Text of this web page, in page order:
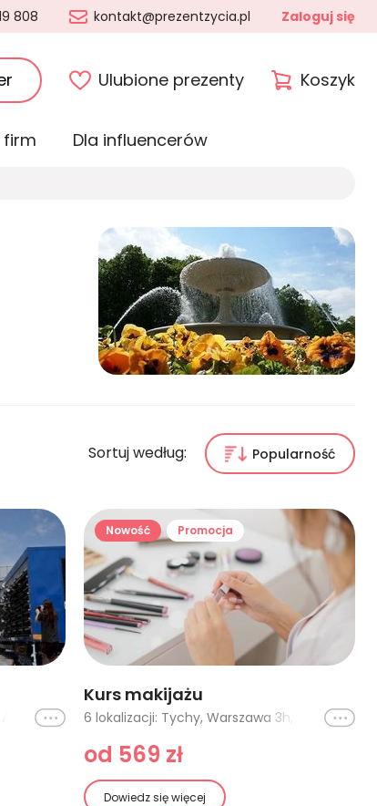
808 kontakt@prezentzycia.pl Zaloguj się
Ulubione prezenty Koszyk
firm Dla influencerów
Sortuj według: Popularność
3 lokalizacje: Plener - Warszawa, Aparat cyfrowy - Warszawa, Weekendowy kurs - Warszawa
Ikona
Nowość Promocja
Kurs makijażu
6 lokalizacji: Tychy, Warszawa 3h, Warszawa 4h, Warszawa 8h, Warszawa - szkolenie 3-dniowe, Kraków
Ikona
od 569 zł
Dowiedz się więcej